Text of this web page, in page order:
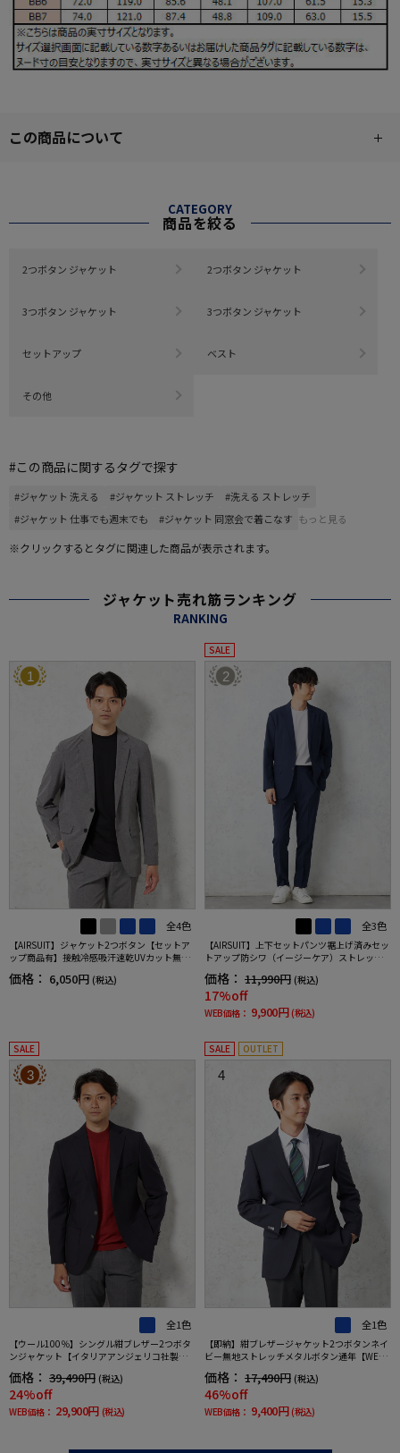
この商品について
CATEGORY
商品を絞る
2つボタン ジャケット 2つボタン ジャケット
3つボタン ジャケット 3つボタン ジャケット
セットアップ ベスト
その他
#この商品に関するタグで探す
#ジャケット 洗える #ジャケット ストレッチ
#洗える ストレッチ
#ジャケット 仕事でも週末でも
#ジャケット 同窓会で着こなす もっと見る
※クリックするとタグに関連した商品が表示されます。
ジャケット売れ筋ランキング
RANKING
1
全4色
【AIRSUIT】ジャケット2つボタン【セットア
ップ商品有】接触冷感吸汗速乾UVカット無地
価格： 6,050円 (税込)
SALE
2
全3色
【AIRSUIT】上下セットパンツ裾上げ済みセッ
トアップ防シワ（イージーケア）ストレッチ
ータックスラックス春夏
価格： 11,990円 (税込)
17%off
WEB価格： 9,900円 (税込)
SALE
3
全1色
【ウール100％】シングル紺ブレザー2つボタ
ンジャケット【イタリアアンジェリコ社製生
価格： 39,490円 (税込)
24%off
WEB価格： 29,900円 (税込)
SALE OUTLET
4
全1色
【即納】紺ブレザージャケット2つボタンネイ
ビー無地ストレッチメタルボタン通年【WEB
価格： 17,490円 (税込)
46%off
WEB価格： 9,400円 (税込)